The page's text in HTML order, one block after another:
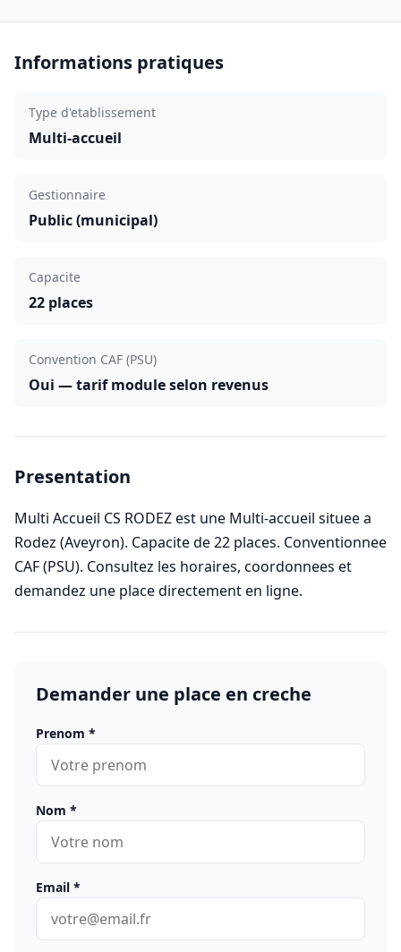
Informations pratiques
Type d'etablissement
Multi-accueil
Gestionnaire
Public (municipal)
Capacite
22 places
Convention CAF (PSU)
Oui — tarif module selon revenus
Presentation
Multi Accueil CS RODEZ est une Multi-accueil situee a
Rodez (Aveyron). Capacite de 22 places. Conventionnee
CAF (PSU). Consultez les horaires, coordonnees et
demandez une place directement en ligne.
Demander une place en creche
Prenom *
Nom *
Email *